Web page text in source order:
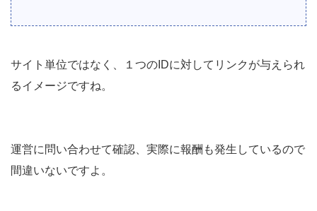
サイト単位ではなく、１つのIDに対してリンクが与えられ
るイメージですね。
運営に問い合わせて確認、実際に報酬も発生しているので
間違いないですよ。